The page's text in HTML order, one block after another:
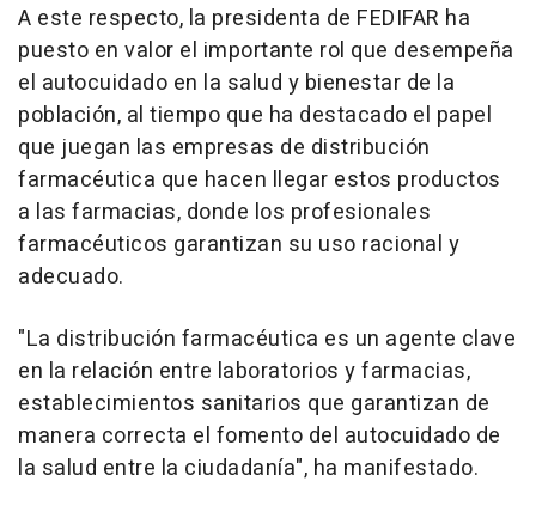
A este respecto, la presidenta de FEDIFAR ha
puesto en valor el importante rol que desempeña
el autocuidado en la salud y bienestar de la
población, al tiempo que ha destacado el papel
que juegan las empresas de distribución
farmacéutica que hacen llegar estos productos
a las farmacias, donde los profesionales
farmacéuticos garantizan su uso racional y
adecuado.
"La distribución farmacéutica es un agente clave
en la relación entre laboratorios y farmacias,
establecimientos sanitarios que garantizan de
manera correcta el fomento del autocuidado de
la salud entre la ciudadanía", ha manifestado.